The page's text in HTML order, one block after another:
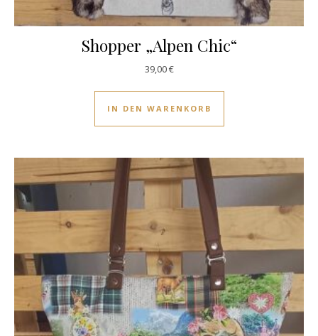
Shopper „Alpen Chic“
39,00€
IN DEN WARENKORB